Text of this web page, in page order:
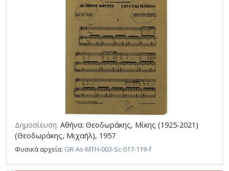
Δημοσίευση: Αθήνα: Θεοδωράκης, Μίκης (1925-2021)
(Θεοδωράκης, Μιχαήλ), 1957
Φυσικά αρχεία: GR-As-MTH-003-Sc-017-119-f